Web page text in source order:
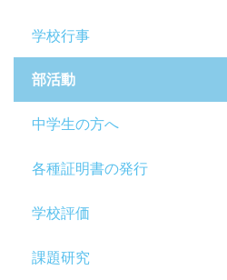
学校行事
部活動
中学生の方へ
各種証明書の発行
学校評価
課題研究